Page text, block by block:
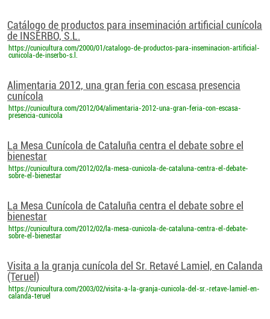
Catálogo de productos para inseminación artificial cunícola
de INSERBO, S.L.
https://cunicultura.com/2000/01/catalogo-de-productos-para-inseminacion-artificial-
cunicola-de-inserbo-s.l.
Alimentaria 2012, una gran feria con escasa presencia
cunícola
https://cunicultura.com/2012/04/alimentaria-2012-una-gran-feria-con-escasa-
presencia-cunicola
La Mesa Cunícola de Cataluña centra el debate sobre el
bienestar
https://cunicultura.com/2012/02/la-mesa-cunicola-de-cataluna-centra-el-debate-
sobre-el-bienestar
La Mesa Cunícola de Cataluña centra el debate sobre el
bienestar
https://cunicultura.com/2012/02/la-mesa-cunicola-de-cataluna-centra-el-debate-
sobre-el-bienestar
Visita a la granja cunícola del Sr. Retavé Lamiel, en Calanda
(Teruel)
https://cunicultura.com/2003/02/visita-a-la-granja-cunicola-del-sr.-retave-lamiel-en-
calanda-teruel